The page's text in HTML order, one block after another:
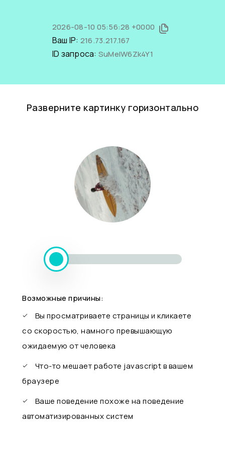
2026-08-10 05:56:28 +0000
Ваш IP: 216.73.217.167
ID запроса: SuMeIW6Zk4Y1
Разверните картинку горизонтально
Возможные причины:
Вы просматриваете страницы и кликаете
со скоростью, намного превышающую
ожидаемую от человека
Что-то мешает работе javascript в вашем
браузере
Ваше поведение похоже на поведение
автоматизированных систем